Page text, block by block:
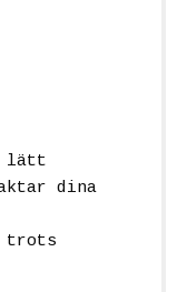
lätt
dina
trots